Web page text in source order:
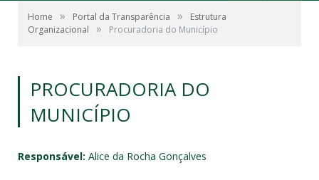
Home » Portal da Transparência »
Estrutura
Organizacional
» Procuradoria do Município
PROCURADORIA DO
MUNICÍPIO
Responsável: Alice da Rocha Gonçalves